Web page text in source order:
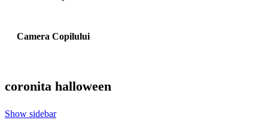
Camera Copilului
coronita halloween
Show sidebar